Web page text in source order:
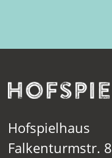
Hofspielhaus
Falkenturmstr. 8